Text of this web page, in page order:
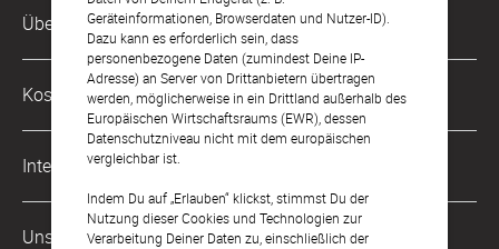
Geräteinformationen, Browserdaten und Nutzer-ID).
Dazu kann es erforderlich sein, dass
personenbezogene Daten (zumindest Deine IP-
Adresse) an Server von Drittanbietern übertragen
werden, möglicherweise in ein Drittland außerhalb des
Europäischen Wirtschaftsraums (EWR), dessen
Datenschutzniveau nicht mit dem europäischen
vergleichbar ist.
Indem Du auf „Erlauben“ klickst, stimmst Du der
Nutzung dieser Cookies und Technologien zur
Verarbeitung Deiner Daten zu, einschließlich der
Kundenservice-Hotline
0221 956 725 10
Mo. - Fr. von 9 bis 17 Uhr
kontakt@sendmoments.de
Über Uns
Philosophie
Karriere
Impressum
AGB & Widerrufsrecht
Zahlung & Versand
Kostenlose Services
Musterkarten
Digitale Fotoalben
Digitale Gästelisten
International
Österreich
Unsere Zahlungsarten